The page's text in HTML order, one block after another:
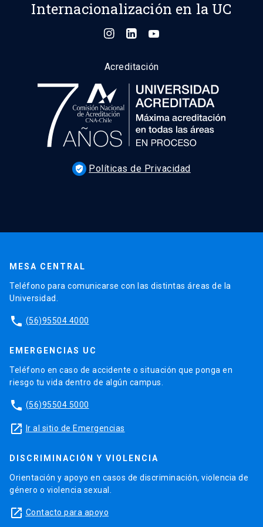
Internacionalización en la UC
Acreditación
verified_user Políticas de Privacidad
MESA CENTRAL
Teléfono para comunicarse con las distintas áreas de la
Universidad.
phone (56)95504 4000
EMERGENCIAS UC
Teléfono en caso de accidente o situación que ponga en
riesgo tu vida dentro de algún campus.
phone (56)95504 5000
launch Ir al sitio de Emergencias
DISCRIMINACIÓN Y VIOLENCIA
Orientación y apoyo en casos de discriminación, violencia de
género o violencia sexual.
launch Contacto para apoyo